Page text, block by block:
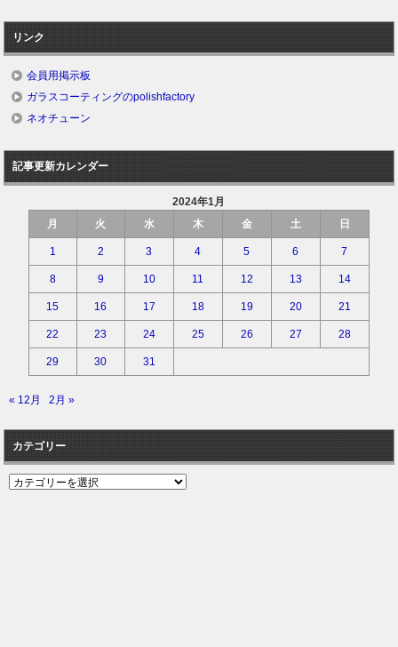
リンク
会員用掲示板
ガラスコーティングのpolishfactory
ネオチューン
記事更新カレンダー
2024年1月
月
火 水 木 金 土 日
1 2 3 4 5 6 7
8 9 10 11 12 13 14
15 16 17 18 19 20 21
22 23 24 25 26 27 28
29 30 31
« 12月 2月 »
カテゴリー
カ